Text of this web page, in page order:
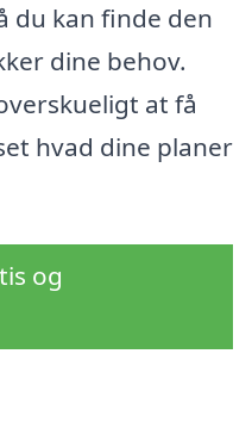
du kan finde den
dine behov.
at få
hvad dine planer
og